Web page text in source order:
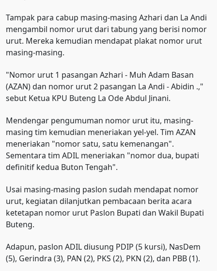
Tampak para cabup masing-masing Azhari dan La Andi
mengambil nomor urut dari tabung yang berisi nomor
urut. Mereka kemudian mendapat plakat nomor urut
masing-masing.
"Nomor urut 1 pasangan Azhari - Muh Adam Basan
(AZAN) dan nomor urut 2 pasangan La Andi - Abidin .,"
sebut Ketua KPU Buteng La Ode Abdul Jinani.
Mendengar pengumuman nomor urut itu, masing-
masing tim kemudian meneriakan yel-yel. Tim AZAN
meneriakan "nomor satu, satu kemenangan".
Sementara tim ADIL meneriakan "nomor dua, bupati
definitif kedua Buton Tengah".
Usai masing-masing paslon sudah mendapat nomor
urut, kegiatan dilanjutkan pembacaan berita acara
ketetapan nomor urut Paslon Bupati dan Wakil Bupati
Buteng.
Adapun, paslon ADIL diusung PDIP (5 kursi), NasDem
(5), Gerindra (3), PAN (2), PKS (2), PKN (2), dan PBB (1).